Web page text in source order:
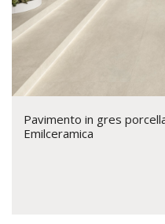
Pavimento in gres
Emilceramica